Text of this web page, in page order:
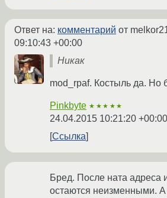
Ответ на: комментарий от
09:10:43 +00:00
Никак
mod_rpaf. Костыль да. Но
Pinkbyte ★★★★★
24.04.2015 10:21:20 +00:00
Ссылка
Бред. После ната адреса
остаются неизменными. А